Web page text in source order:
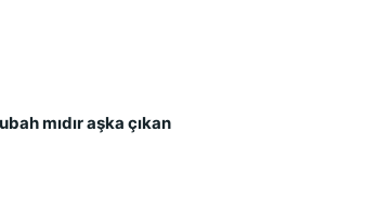
mıdır aşka çıkan